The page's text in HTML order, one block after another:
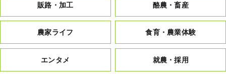
販路・加工 酪農・畜産
農家ライフ 食育・農業体験
エンタメ 就農・採用